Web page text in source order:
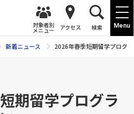
Menu
対象者別
メニュー アクセス 検索
新着ニュース 2026年春季短期留学プログ
期留学プログラ